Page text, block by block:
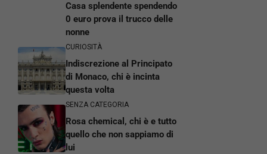
Casa splendente spendendo
0 euro prova il trucco delle
nonne
CURIOSITÀ
Indiscrezione al Principato
di Monaco, chi è incinta
questa volta
SENZA CATEGORIA
Rosa chemical, chi è e tutto
quello che non sappiamo di
lui